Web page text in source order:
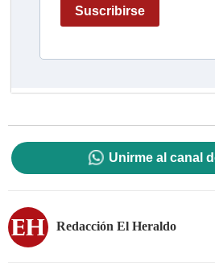
Unirme al canal
Redacción El Heraldo